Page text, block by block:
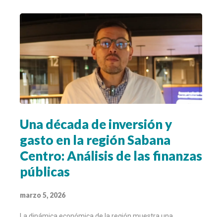
Una década de inversión y
gasto en la región Sabana
Centro: Análisis de las finanzas
públicas
marzo 5, 2026